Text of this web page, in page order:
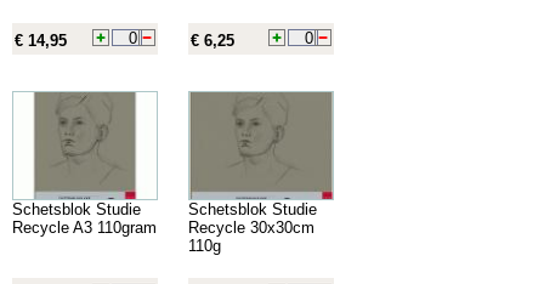
€ 14,95 € 6,25
Schetsblok Studie
Recycle A3 110gram
Schetsblok Studie
Recycle 30x30cm
110g